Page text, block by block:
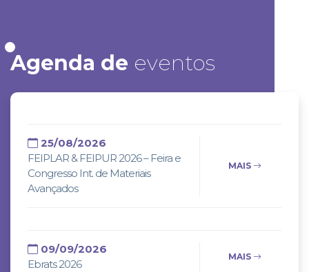
Agenda de eventos
25/08/2026
FEIPLAR & FEIPUR 2026 – Feira e
Congresso Int. de Materiais
Avançados
MAIS
09/09/2026
Ebrats 2026
MAIS